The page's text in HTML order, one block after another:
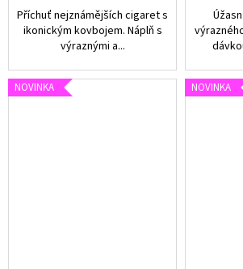
Příchuť nejznámějších cigaret s
ikonickým kovbojem. Náplň s
výraznými a...
NOVINKA NOVINKA